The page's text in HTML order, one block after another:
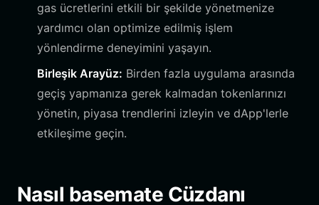
gas ücretlerini etkili bir şekilde yönetmenize
yardımcı olan optimize edilmiş işlem
yönlendirme deneyimini yaşayın.
Birleşik Arayüz: Birden fazla uygulama arasında
geçiş yapmanıza gerek kalmadan tokenlarınızı
yönetin, piyasa trendlerini izleyin ve dApp'lerle
etkileşime geçin.
Nasıl basemate Cüzdanı